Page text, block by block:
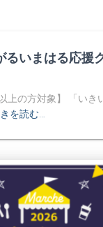
るいまはる応援
上の方対象】 「いき
を読む…